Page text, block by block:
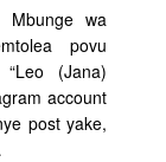
Mbunge wa
povu
(Jana)
account
post yake,